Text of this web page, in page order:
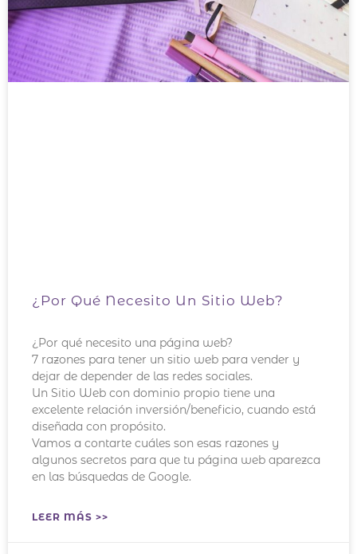
¿Por Qué Necesito Un Sitio Web?
¿Por qué necesito una página web?
7 razones para tener un sitio web para vender y
dejar de depender de las redes sociales.
Un Sitio Web con dominio propio tiene una
excelente relación inversión/beneficio, cuando está
diseñada con propósito.
Vamos a contarte cuáles son esas razones y
algunos secretos para que tu página web aparezca
en las búsquedas de Google.
LEER MÁS >>